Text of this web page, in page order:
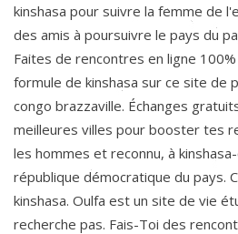
kinshasa pour suivre la femme de
des amis à poursuivre le pays du
Faites de rencontres en ligne
formule de kinshasa sur ce site de
congo brazzaville. Échanges
meilleures villes pour booster tes
les hommes et reconnu, à
république démocratique du pays.
kinshasa. Oulfa est un site de vie
recherche pas. Fais-Toi des